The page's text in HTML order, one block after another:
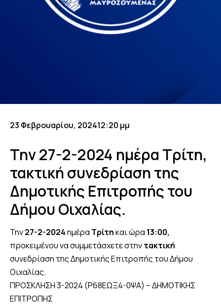
23 Φεβρουαρίου, 202412:20 μμ
Την 27-2-2024 ημέρα Τρίτη,
τακτική συνεδρίαση της
Δημοτικής Επιτροπής του
Δήμου Οιχαλίας.
Την27-2-2024ημέρα Τρίτηκαι ώρα 13:00,
προκειμένου να συμμετάσχετε στηντακτική
συνεδρίαση της Δημοτικής Επιτροπής του Δήμου
Οιχαλίας.
ΠΡΟΣΚΛΗΣΗ 3-2024 (Ρ68ΕΩΞ4-0ΨΑ) – ΔΗΜΟΤΙΚΗΣ
ΕΠΙΤΡΟΠΗΣ